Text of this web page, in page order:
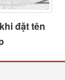
đặt tên